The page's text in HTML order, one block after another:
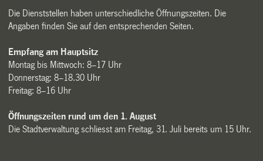
Die Dienststellen haben unterschiedliche Öffnungszeiten. Die
Angaben finden Sie auf den entsprechenden Seiten.
Empfang am Hauptsitz
Montag bis Mittwoch: 8–17 Uhr
Donnerstag: 8–18.30 Uhr
Freitag: 8–16 Uhr
Öffnungszeiten rund um den 1. August
Die Stadtverwaltung schliesst am Freitag, 31. Juli bereits um 15 Uhr.